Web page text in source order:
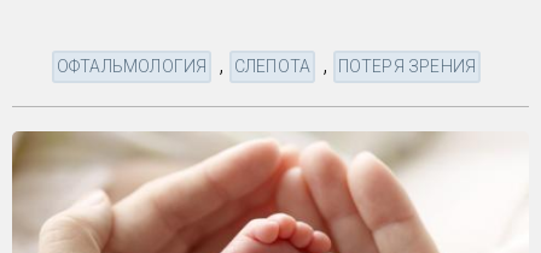
ОФТАЛЬМОЛОГИЯ , СЛЕПОТА , ПОТЕРЯ ЗРЕНИЯ